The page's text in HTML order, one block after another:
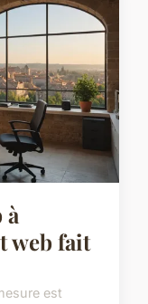
à
web fait
est